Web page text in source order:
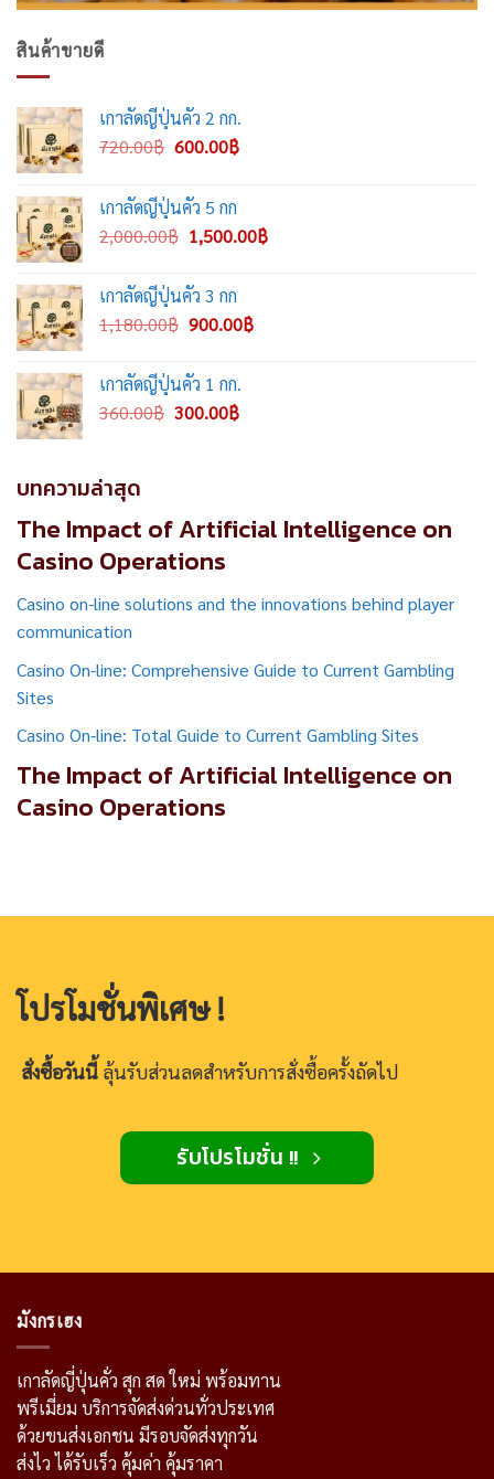
สินค้าขายดี
เกาลัดญี่ปุ่นคั่ว 2 กก.
720.00฿ Original
was:
720.00฿.
600.00฿Current
เกาลัดญี่ปุ่นคั่ว 5 กก
2,000.00฿ Original
was:
2,000.00฿.
1,500.00฿Current
เกาลัดญี่ปุ่นคั่ว 3 กก
1,180.00฿ Original
was:
1,180.00฿.
900.00฿Current
เกาลัดญี่ปุ่นคั่ว 1 กก.
360.00฿ Original
300.00฿Current
บทความล่าสุด
The Impact of Artificial Intelligence on
Casino Operations
Casino on-line solutions and the innovations behind player
communication
Casino On-line: Comprehensive Guide to Current Gambling
Sites
Casino On-line: Total Guide to Current Gambling Sites
The Impact of Artificial Intelligence on
Casino Operations
โปรโมชั่นพิเศษ !
สั่งซื้อวันนี้ ลุ้นรับส่วนลดสำหรับการสั่งซื้อครั้งถัดไป
รับโปรโมชั่น !!
มังกรเฮง
เกาลัดญี่ปุ่นคั่ว สุก สด ใหม่ พร้อมทาน
พรีเมี่ยม บริการจัดส่งด่วนทั่วประเทศ
ด้วยขนส่งเอกชน มีรอบจัดส่งทุกวัน
ส่งไว ได้รับเร็ว คุ้มค่า คุ้มราคา